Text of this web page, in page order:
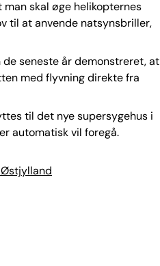
skal øge helikopternes
til at anvende natsynsbriller,
de seneste år demonstreret, at
med flyvning direkte fra
til det nye supersygehus i
automatisk vil foregå.
Østjylland